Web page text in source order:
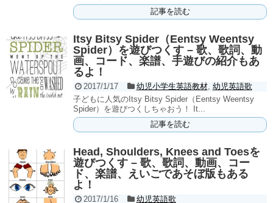
記事を読む
Itsy Bitsy Spider（Eentsy Weentsy
Spider）を遊びつくす – 歌、歌詞、動
画、コード、楽譜、手遊びの紹介もあ
るよ！
2017/1/17 幼児小学生英語教材, 幼児英語歌
子どもに人気のItsy Bitsy Spider（Eentsy Weentsy
Spider）を遊びつくしちゃおう！ It...
記事を読む
Head, Shoulders, Knees and Toesを
遊びつくす – 歌、歌詞、動画、コー
ド、楽譜、えいごであそぼ版もある
よ！
2017/1/16
幼児英語歌